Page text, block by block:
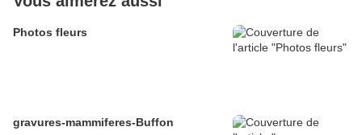
Photos fleurs
gravures-mammiferes-Buffon